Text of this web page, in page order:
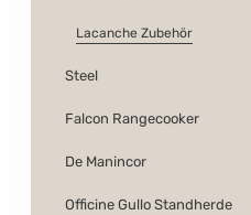
Lacanche Zubehör
Steel
Falcon Rangecooker
De Manincor
Officine Gullo Standherde